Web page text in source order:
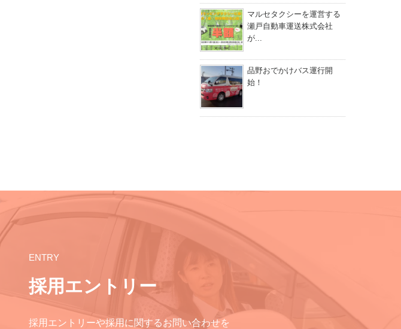
マルセタクシーを運営する
瀬戸自動車運送株式会社
が...
品野おでかけバス運行開
始！
ENTRY
採用エントリー
採用エントリーや採用に関するお問い合わせを